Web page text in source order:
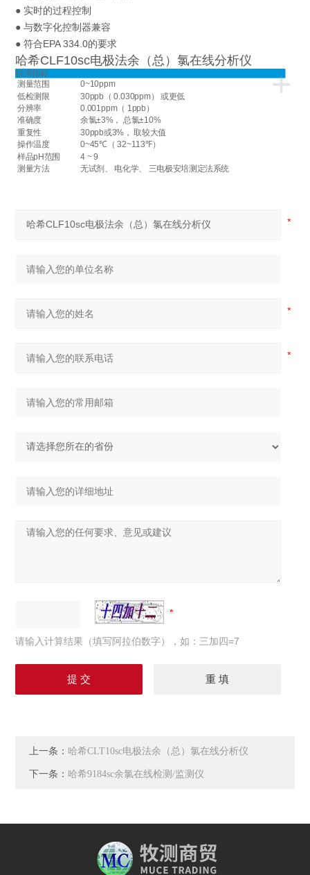
● 实时的过程控制
● 与数字化控制器兼容
● 符合EPA 334.0的要求
哈希CLF10sc电极法余（总）氯在线分析仪
+
技术指标
测量范围 0~10ppm
低检测限 30ppb（ 0.030ppm） 或更低
分辨率 0.001ppm（ 1ppb）
准确度 余氯±3%， 总氯±10%
重复性 30ppb或3%， 取较大值
操作温度 0~45℃（ 32~113℉）
样品pH范围 4 ~ 9
测量方法 无试剂、 电化学、 三电极安培测定法系统
请输入计算结果（填写阿拉伯数字），如：三加四=7
上一条： 哈希CLT10sc电极法余（总）氯在线分析仪
下一条： 哈希9184sc余氯在线检测/监测仪